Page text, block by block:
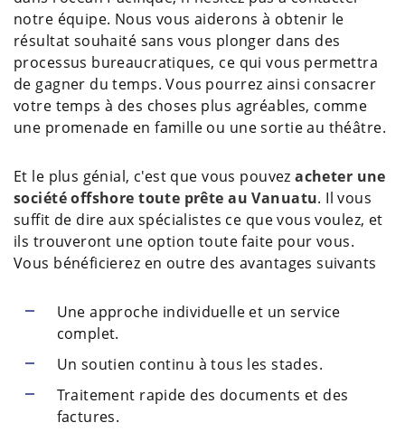
notre équipe. Nous vous aiderons à obtenir le
résultat souhaité sans vous plonger dans des
processus bureaucratiques, ce qui vous permettra
de gagner du temps. Vous pourrez ainsi consacrer
votre temps à des choses plus agréables, comme
une promenade en famille ou une sortie au théâtre.
Et le plus génial, c'est que vous pouvezacheter une
société offshore toute prête au Vanuatu. Il vous
suffit de dire aux spécialistes ce que vous voulez, et
ils trouveront une option toute faite pour vous.
Vous bénéficierez en outre des avantages suivants
Une approche individuelle et un service
complet.
Un soutien continu à tous les stades.
Traitement rapide des documents et des
factures.